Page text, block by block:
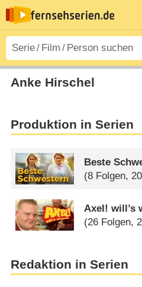
Anke Hirschel
Produktion in Serien
Beste
(8 Folgen,
Axel! will’s
(26 Folgen,
Redaktion in Serien